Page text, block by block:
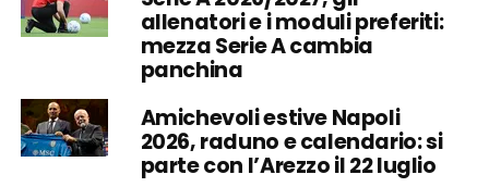
allenatori e i moduli preferiti:
mezza Serie A cambia
panchina
Amichevoli estive Napoli
2026, raduno e calendario: si
parte con l’Arezzo il 22 luglio